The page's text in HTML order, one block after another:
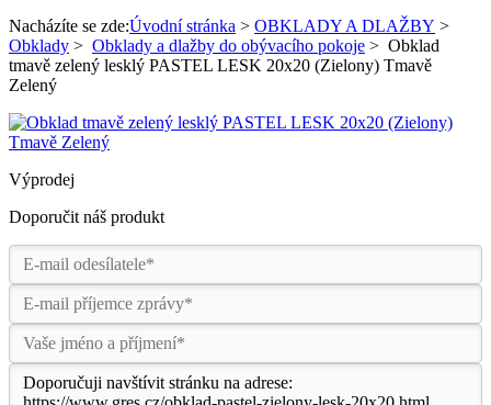
Nacházíte se zde:Úvodní stránka > OBKLADY A DLAŽBY >
Obklady > Obklady a dlažby do obývacího pokoje > Obklad
tmavě zelený lesklý PASTEL LESK 20x20 (Zielony) Tmavě
Zelený
Výprodej
Doporučit náš produkt